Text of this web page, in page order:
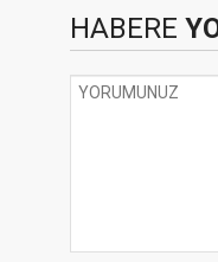
HABERE